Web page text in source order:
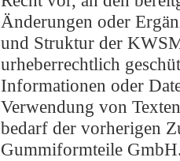
Änderungen oder
und Struktur der
urheberrechtlich
Informationen oder
Verwendung von
bedarf der vorherigen
Gummiformteile